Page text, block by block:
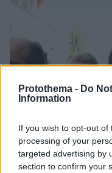
Protothema - Do
Information
If you wish to opt-out
processing of your
targeted advertising by
section to confirm your